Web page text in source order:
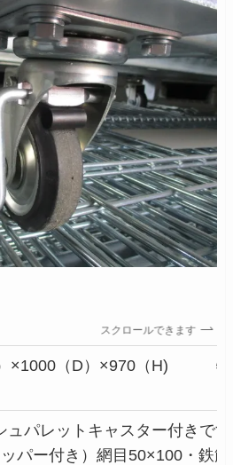
スクロールできます
×1000（D）×970（H) 特
ュパレットキャスター付きで
パー付き）網目50×100・鉄